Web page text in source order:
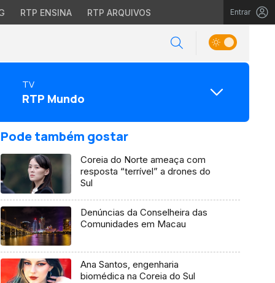
RTP ENSINA RTP ARQUIVOS Entrar
TV
RTP Mundo
Pode também gostar
Coreia do Norte ameaça com
resposta “terrível” a drones do
Sul
Denúncias da Conselheira das
Comunidades em Macau
Ana Santos, engenharia
biomédica na Coreia do Sul